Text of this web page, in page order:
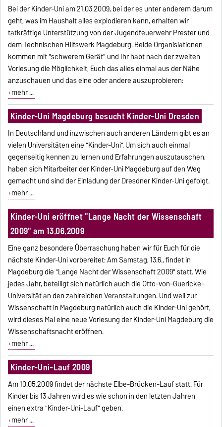
Bei der Kinder-Uni am 21.03.2009, bei der es unter anderem darum
geht, was im Haushalt alles explodieren kann, erhalten wir
tatkräftige Unterstützung von der Jugendfeuerwehr Prester und
dem Technischen Hilfswerk Magdeburg. Beide Organisiationen
kommen mit "schwerem Gerät" und Ihr habt nach der zweiten
Vorlesung die Möglichkeit, Euch das alles einmal aus der Nähe
anzuschauen und das eine oder andere auszuprobieren:
mehr ...
Kinder-Uni Magdeburg besucht Kinder-Uni Dresden
In Deutschland und inzwischen auch anderen Ländern gibt es an
vielen Universitäten eine "Kinder-Uni". Um sich auch einmal
gegenseitig kennen zu lernen und Erfahrungen auszutauschen,
haben sich Mitarbeiter der Kinder-Uni Magdeburg auf den Weg
gemacht und sind der Einladung der Dresdner Kinder-Uni gefolgt.
mehr ...
Kinder-Uni eröffnet "Lange Nacht der Wissenschaft
2009" am 13.06.2009
Eine ganz besondere Überraschung haben wir für Euch für die
nächste Kinder-Uni vorbereitet: Am Samstag, 13.6., findet in
Magdeburg die "Lange Nacht der Wissenschaft 2009" statt. Wie
jedes Jahr, beteiligt sich natürlich auch die Otto-von-Guericke-
Universität an den zahlreichen Veranstaltungen. Und weil zur
Wissenschaft in Magdeburg natürlich auch die Kinder-Uni gehört,
wird dieses Mal eine neue Vorlesung der Kinder-Uni Magdeburg die
Wissenschaftsnacht eröffnen.
mehr ...
Kinder-Uni-Lauf 2009
Am 10.05.2009 findet der nächste Elbe-Brücken-Lauf statt. Für
Kinder bis 13 Jahren wird es wie schon in den letzten Jahren
einen extra "Kinder-Uni-Lauf" geben.
mehr ...